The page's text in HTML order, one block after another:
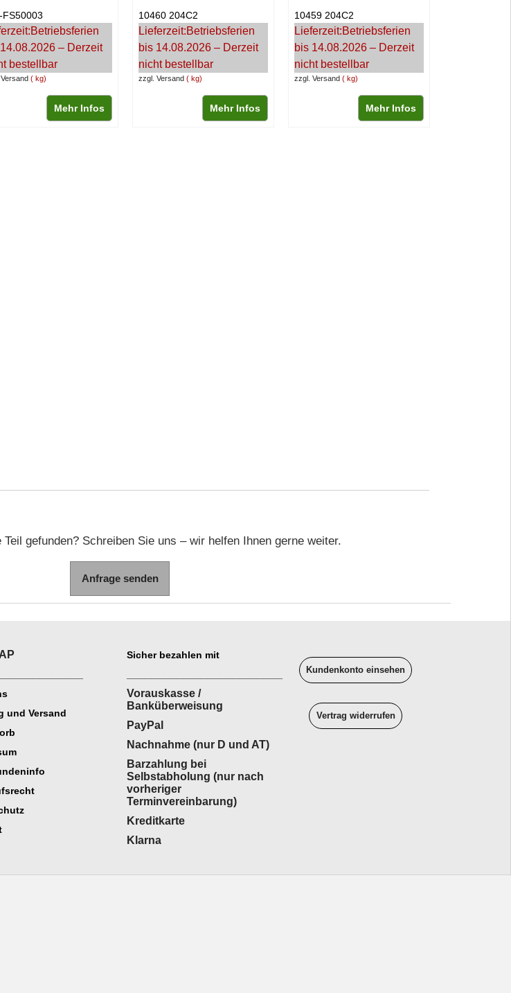
kg
FS50003
Betriebsferien
– Derzeit
bestellbar
Mehr Infos
zzgl. Versand kg
10460 204C2
Lieferzeit:Betriebsferien
bis 14.08.2026 – Derzeit
nicht bestellbar
Mehr Infos
zzgl. Versand kg
10459 204C2
Lieferzeit:Betriebsferien
bis 14.08.2026 – Derzeit
nicht bestellbar
Mehr Infos
gefunden? Schreiben Sie uns – wir helfen Ihnen gerne weiter.
Anfrage senden
und Versand
Sicher bezahlen mit
Vorauskasse /
Banküberweisung
PayPal
Nachnahme (nur D und AT)
Barzahlung bei
Selbstabholung (nur nach
vorheriger
Terminvereinbarung)
Kreditkarte
Klarna
Kundenkonto einsehen
Vertrag widerrufen